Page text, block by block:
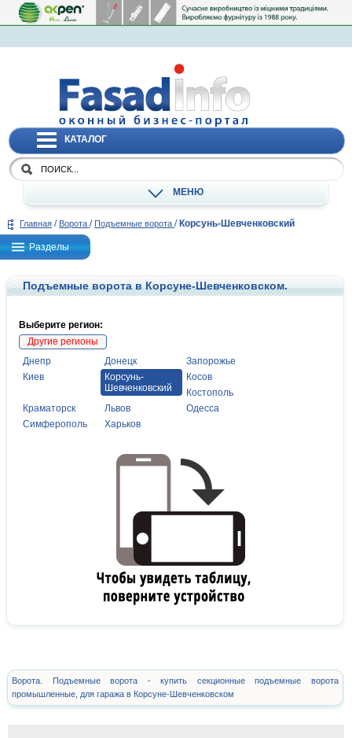
КАТАЛОГ
МЕНЮ
Главная / Ворота / Подъемные ворота / Корсунь-Шевченковский
Разделы
Подъемные ворота в Корсуне-Шевченковском.
Выберите регион:
Другие регионы
Днепр
Донецк
Запорожье
Киев
Корсунь-
Шевченковский
Косов
Костополь
Краматорск
Львов
Одесса
Симферополь
Харьков
Ворота. Подъемные ворота - купить секционные подъемные ворота
промышленные, для гаража в Корсуне-Шевченковском